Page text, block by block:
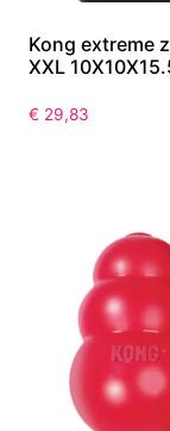
Kong extreme
XXL
€ 29,83